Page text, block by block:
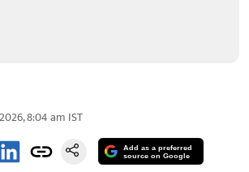
8:04 am IST
Add as a preferred
source on Google